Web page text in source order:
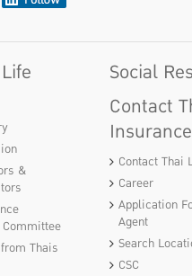
&
Thais
Social
Contact
Insurance
Contact Thai
Career
Application
Agent
Search
CSC